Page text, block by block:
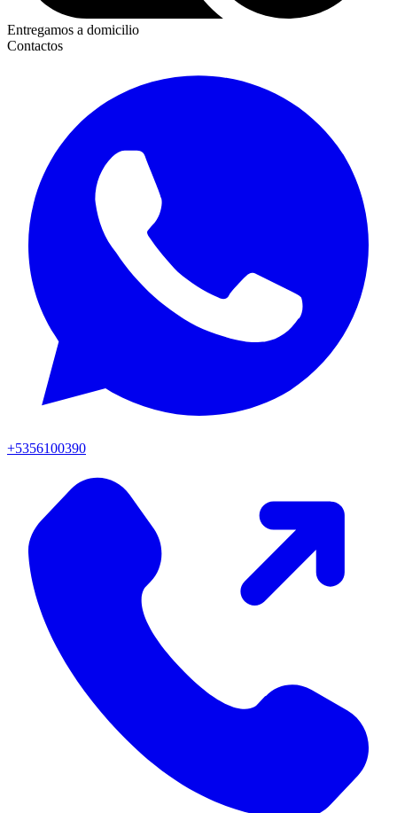
Entregamos a domicilio
Contactos
+5356100390